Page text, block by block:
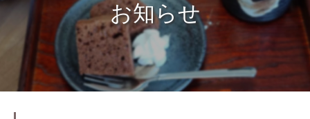
お知らせ